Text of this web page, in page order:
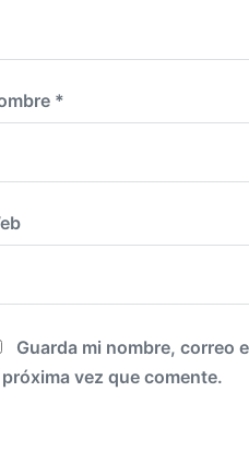
*
Guarda mi nombre, correo
próxima vez que comente.